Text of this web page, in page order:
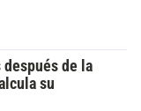
después de la
su